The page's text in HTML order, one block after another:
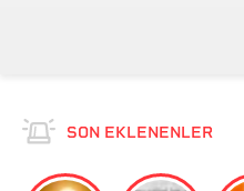
SON EKLENENLER